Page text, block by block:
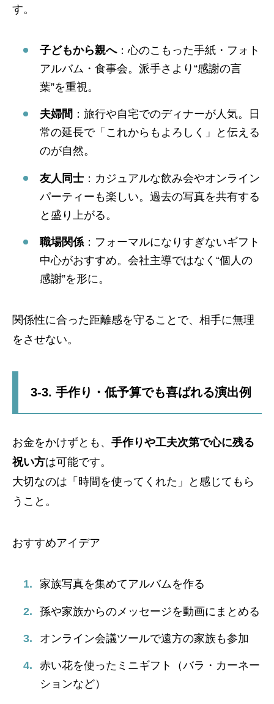
す。
子どもから親へ：心のこもった手紙・フォト
アルバム・食事会。派手さより“感謝の言
葉”を重視。
夫婦間 ：旅行や自宅でのディナーが人気。日
常の延長で「これからもよろしく」と伝える
のが自然。
友人同士 ：カジュアルな飲み会やオンライン
パーティーも楽しい。過去の写真を共有する
と盛り上がる。
職場関係：フォーマルになりすぎないギフト
中心がおすすめ。会社主導ではなく“個人の
感謝”を形に。
関係性に合った距離感を守ることで、相手に無理
をさせない。
3-3. 手作り・低予算でも喜ばれる演出例
お金をかけずとも、 手作りや工夫次第で心に残る
祝い方は可能です。
大切なのは「時間を使ってくれた」と感じてもら
うこと。
おすすめアイデア
家族写真を集めてアルバムを作る
孫や家族からのメッセージを動画にまとめる
オンライン会議ツールで遠方の家族も参加
赤い花を使ったミニギフト（バラ・カーネー
ションなど）